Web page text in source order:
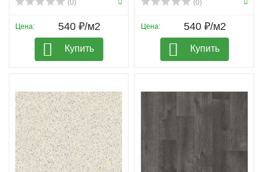
(0)
Цена: 540 ₽/м2
Купить
(0)
Цена: 540 ₽/м2
Купить